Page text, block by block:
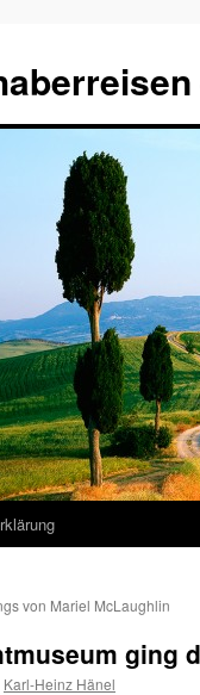
von Mariel McLaughlin
ging
Karl-Heinz Hänel